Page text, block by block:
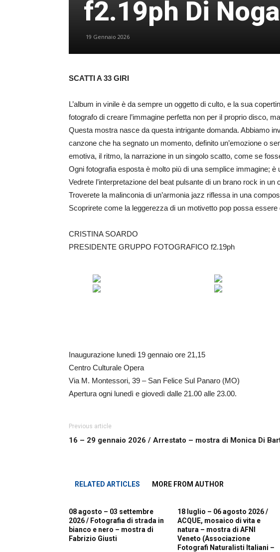
f2.19ph Di
19 Gennaio 2026
SCATTI A 33 GIRI
L’album in vinile è da sempre un oggetto di culto, e la sua
fotografo di creare l’immagine perfetta non per il proprio disco,
Questa mostra nasce da questa intrigante domanda. Abbiamo
canzone che ha segnato un momento, definito un’emozione o
emotiva, il ritmo, la narrazione in un singolo scatto, come se
Ogni fotografia esposta è molto più di una semplice immagine;
Vedrete l’interpretazione del beat pulsante di un brano rock in un
Troverete la malinconia di un’armonia jazz riflessa in una
Scoprirete come la leggerezza di un motivetto pop possa
CRISTINA SOARDO
PRESIDENTE GRUPPO FOTOGRAFICO f2.19ph
Inaugurazione lunedi 19 gennaio ore 21,15
Centro Culturale Opera
Via M. Montessori, 39 – San Felice Sul Panaro (MO)
Apertura ogni lunedì e giovedì dalle 21.00 alle 23.00.
Previous article
16 – 29 gennaio 2026 / Arrestato – mostra di Monica Di
RELATED ARTICLES MORE FROM AUTHOR
08 agosto – 03 settembre
2026 / Fotografia di strada in
bianco e nero – mostra di
Fabrizio Giusti
18 luglio – 06 agosto 2026 /
ACQUE, mosaico di vita e
natura – mostra di AFNI
Veneto (Associazione
Fotografi Naturalisti Italiani –